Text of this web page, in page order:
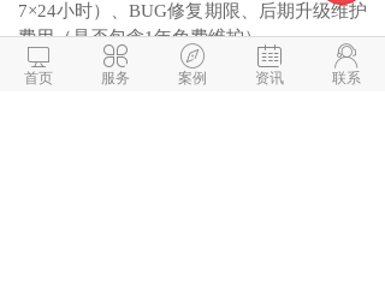
7×24小时）、BUG修复期限、后期升级维护
费用（是否包含1年免费维护）。
4.合同条款细化：写明交付物清单、验收标

首页

服务

案例

资讯

联系